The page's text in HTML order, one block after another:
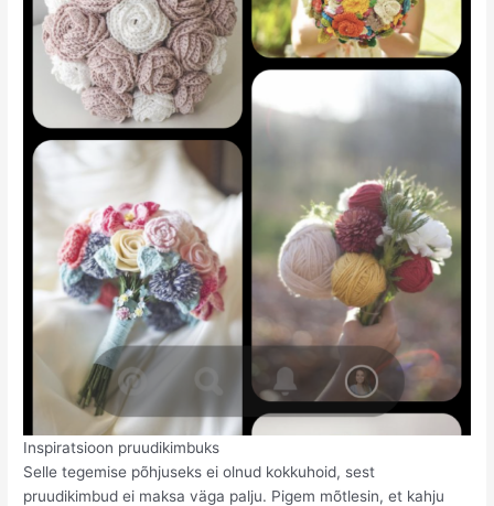
Inspiratsioon pruudikimbuks
Selle tegemise põhjuseks ei olnud kokkuhoid, sest
pruudikimbud ei maksa väga palju. Pigem mõtlesin, et kahju